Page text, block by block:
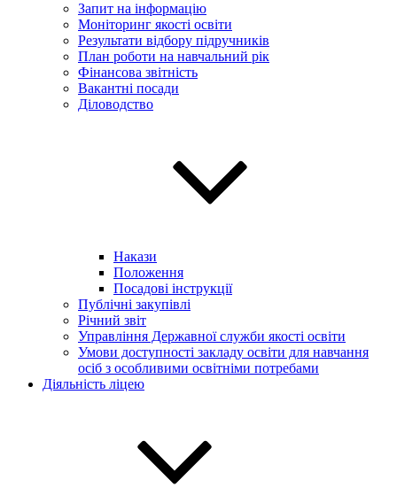
Запит на інформацію
Моніторинг якості освіти
Результати відбору підручників
План роботи на навчальний рік
Фінансова звітність
Вакантні посади
Діловодство
Накази
Положення
Посадові інструкції
Публічні закупівлі
Річний звіт
Управління Державної служби якості освіти
Умови доступності закладу освіти для навчання
осіб з особливими освітніми потребами
Діяльність ліцею